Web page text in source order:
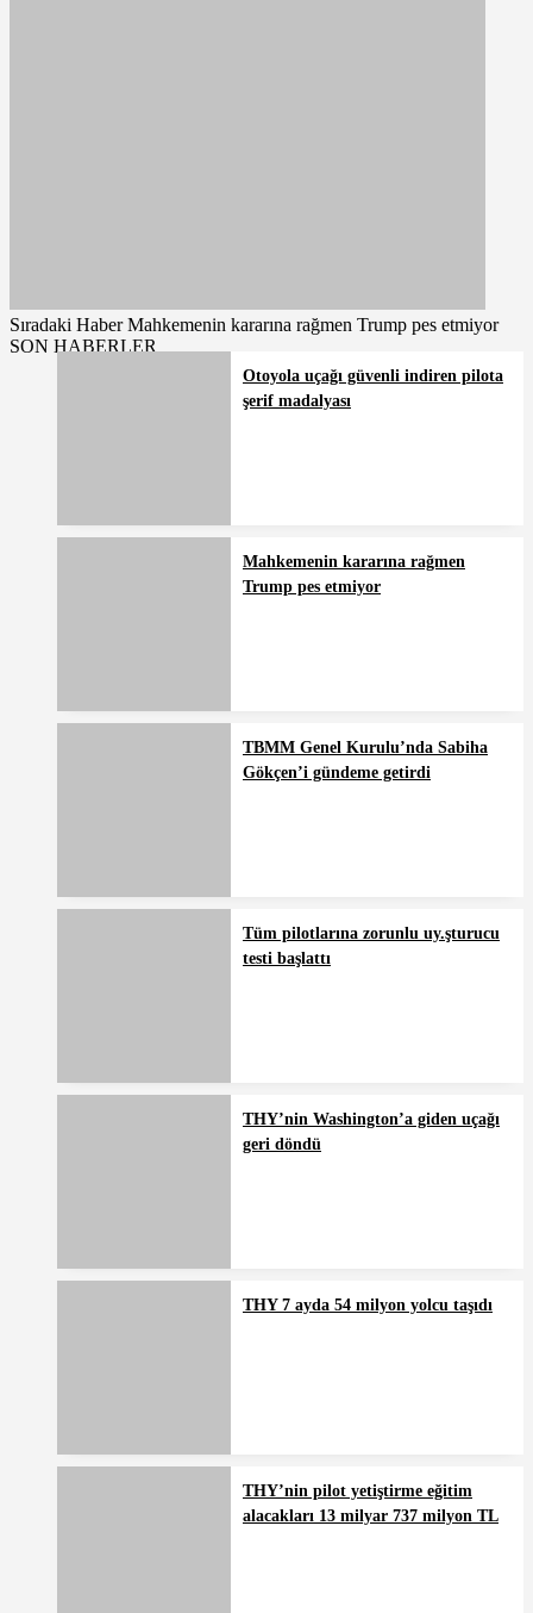
Sıradaki Haber Mahkemenin kararına rağmen Trump pes etmiyor
SON HABERLER
Otoyola uçağı güvenli indiren pilota
şerif madalyası
Mahkemenin kararına rağmen
Trump pes etmiyor
TBMM Genel Kurulu’nda Sabiha
Gökçen’i gündeme getirdi
Tüm pilotlarına zorunlu uy.şturucu
testi başlattı
THY’nin Washington’a giden uçağı
geri döndü
THY 7 ayda 54 milyon yolcu taşıdı
THY’nin pilot yetiştirme eğitim
alacakları 13 milyar 737 milyon TL